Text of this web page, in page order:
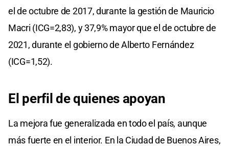
el de octubre de 2017, durante la gestión de Mauricio
Macri (ICG=2,83), y 37,9% mayor que el de octubre de
2021, durante el gobierno de Alberto Fernández
(ICG=1,52).
El perfil de quienes apoyan
La mejora fue generalizada en todo el país, aunque
más fuerte en el interior. En la Ciudad de Buenos Aires,